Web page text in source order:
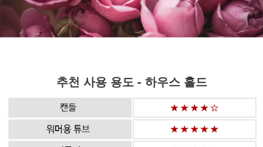
추천 사용 용도 - 하우스 홀드